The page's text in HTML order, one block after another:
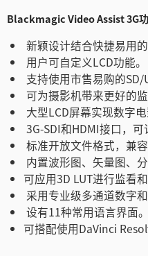
Blackmagic Video Assist 3G
新颖设计结合快捷易用的
用户可自定义LCD功能。
支持使用市售易购的SD/
可为摄影机带来更好的
大型LCD屏幕实现数字
3G-SDI和HDMI接口，可
标准开放文件格式，兼
内置波形图、矢量图、
可应用3D LUT进行监看和
采用专业级多通道数字和
设有11种常用语言界面。
可搭配使用DaVinci